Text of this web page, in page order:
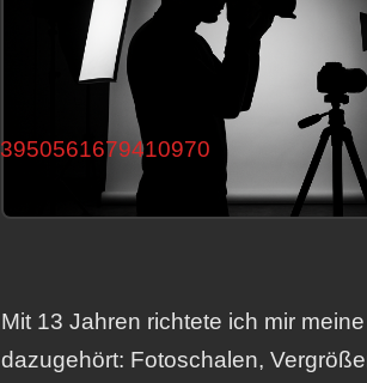
Mit 13 Jahren richtete ich mir
dazugehört: Fotoschalen,